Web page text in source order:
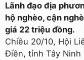
Lãnh đạo địa
hộ nghèo, cận
giá 22 triệu đồng.
Chiều 20/10, Hội
Điền, tỉnh Tây Ninh